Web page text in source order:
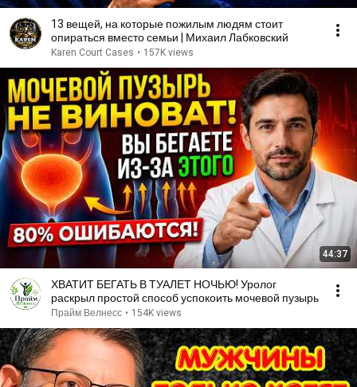
13 вещей, на которые пожилым людям стоит
опираться вместо семьи | Михаил Лабковский
Karen Court Cases • 157K views
44:37
ХВАТИТ БЕГАТЬ В ТУАЛЕТ НОЧЬЮ! Уролог
раскрыл простой способ успокоить мочевой пузырь
Прайм Велнесс • 154K views